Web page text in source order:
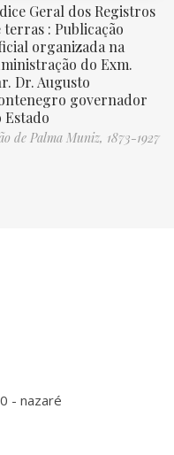
Geral dos Registros
terras : Publicação
organizada na
do Exm.
Dr. Augusto
governador
Estado
de Palma Muniz, 1873-1927
- nazaré